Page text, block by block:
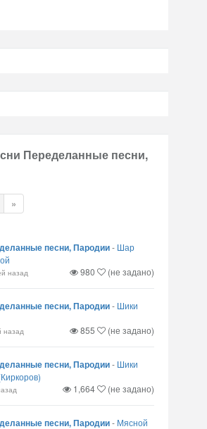
Переделанные песни,
»
песни, Пародии- Шар
назад 980 (не задано)
песни, Пародии- Шики
назад 855 (не задано)
песни, Пародии- Шики
1,664 (не задано)
песни, Пародии- Мясной